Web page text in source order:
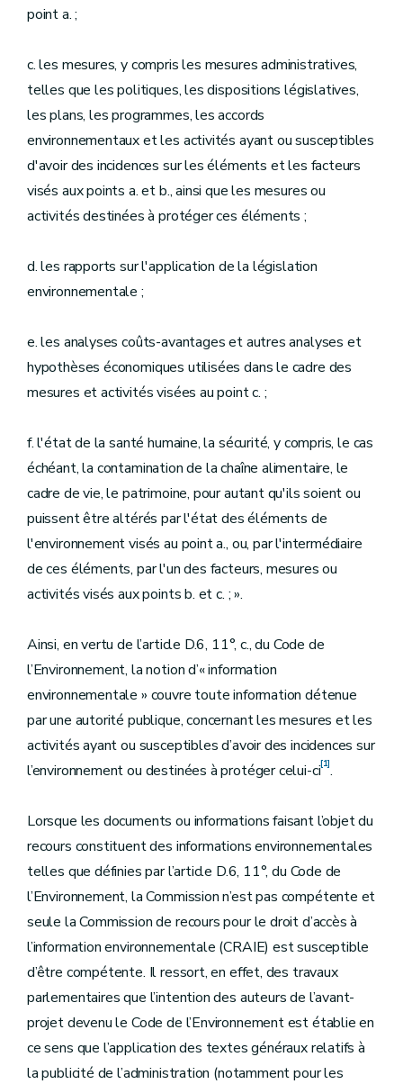
point a. ;
c. les mesures, y compris les mesures administratives,
telles que les politiques, les dispositions législatives,
les plans, les programmes, les accords
environnementaux et les activités ayant ou susceptibles
d'avoir des incidences sur les éléments et les facteurs
visés aux points a. et b., ainsi que les mesures ou
activités destinées à protéger ces éléments ;
d. les rapports sur l'application de la législation
environnementale ;
e. les analyses coûts-avantages et autres analyses et
hypothèses économiques utilisées dans le cadre des
mesures et activités visées au point c. ;
f. l'état de la santé humaine, la sécurité, y compris, le cas
échéant, la contamination de la chaîne alimentaire, le
cadre de vie, le patrimoine, pour autant qu'ils soient ou
puissent être altérés par l'état des éléments de
l'environnement visés au point a., ou, par l'intermédiaire
de ces éléments, par l'un des facteurs, mesures ou
activités visés aux points b. et c. ; ».
Ainsi, en vertu de l’article D.6, 11°, c., du Code de
l’Environnement, la notion d’« information
environnementale » couvre toute information détenue
par une autorité publique, concernant les mesures et les
activités ayant ou susceptibles d’avoir des incidences sur
l’environnement ou destinées à protéger celui-ci[1].
Lorsque les documents ou informations faisant l’objet du
recours constituent des informations environnementales
telles que définies par l’article D.6, 11°, du Code de
l’Environnement, la Commission n’est pas compétente et
seule la Commission de recours pour le droit d’accès à
l’information environnementale (CRAIE) est susceptible
d’être compétente. Il ressort, en effet, des travaux
parlementaires que l’intention des auteurs de l’avant-
projet devenu le Code de l’Environnement est établie en
ce sens que l’application des textes généraux relatifs à
la publicité de l’administration (notamment pour les